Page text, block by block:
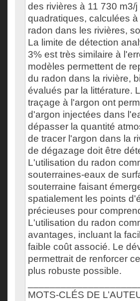
des rivières à 11 730 m3/
quadratiques, calculées
radon dans les rivières,
La limite de détection
3% est très similaire à
modèles permettent de
du radon dans la rivière,
évalués par la littérature.
traçage à l'argon ont
d'argon injectées dans
dépasser la quantité
de tracer l'argon dans la
de dégazage doit être
L'utilisation du radon
souterraines-eaux de
souterraine faisant
spatialement les points
précieuses pour
L'utilisation du radon
avantages, incluant la
faible coût associé. Le
permettrait de renforcer
plus robuste possible.
MOTS-CLÉS DE